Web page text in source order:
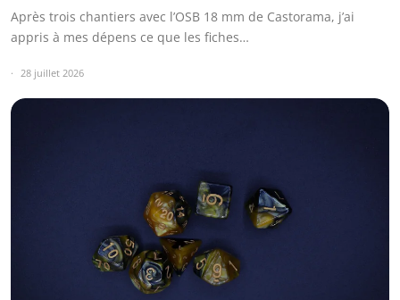
Après trois chantiers avec l’OSB 18 mm de Castorama, j’ai
appris à mes dépens ce que les fiches…
28 juillet 2026